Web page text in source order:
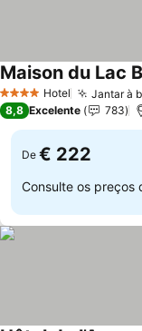
4 EstrelasHotel Jantar à
Maison du Lac
8,8 Excelente 783
De € 222
Consulte os preços